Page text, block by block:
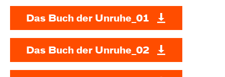
Das Buch der Unruhe_01
Das Buch der Unruhe_02